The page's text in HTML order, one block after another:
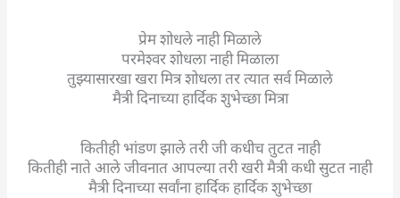
प्रेम शोधले नाही मिळाले
परमेश्वर शोधला नाही मिळाला
तुझ्यासारखा खरा मित्र शोधला तर त्यात सर्व मिळाले
मैत्री दिनाच्या हार्दिक शुभेच्छा मित्रा
कितीही भांडण झाले तरी जी कधीच तुटत नाही
कितीही नाते आले जीवनात आपल्या तरी खरी मैत्री कधी सुटत नाही
मैत्री दिनाच्या सर्वांना हार्दिक हार्दिक शुभेच्छा